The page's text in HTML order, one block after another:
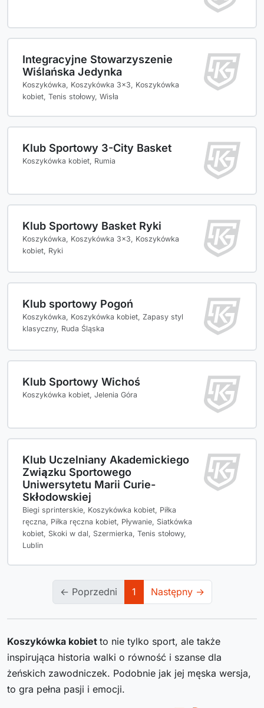
Integracyjne Stowarzyszenie
Wiślańska Jedynka
Koszykówka, Koszykówka 3x3, Koszykówka
kobiet, Tenis stołowy, Wisła
Klub Sportowy 3-City Basket
Koszykówka kobiet, Rumia
Klub Sportowy Basket Ryki
Koszykówka, Koszykówka 3x3, Koszykówka
kobiet, Ryki
Klub sportowy Pogoń
Koszykówka, Koszykówka kobiet, Zapasy styl
klasyczny, Ruda Śląska
Klub Sportowy Wichoś
Koszykówka kobiet, Jelenia Góra
Klub Uczelniany Akademickiego
Związku Sportowego
Uniwersytetu Marii Curie-
Skłodowskiej
Biegi sprinterskie, Koszykówka kobiet, Piłka
ręczna, Piłka ręczna kobiet, Pływanie, Siatkówka
kobiet, Skoki w dal, Szermierka, Tenis stołowy,
Lublin
← Poprzedni 1 Następny →
Koszykówka kobiet to nie tylko sport, ale także
inspirująca historia walki o równość i szanse dla
żeńskich zawodniczek. Podobnie jak jej męska wersja,
to gra pełna pasji i emocji.